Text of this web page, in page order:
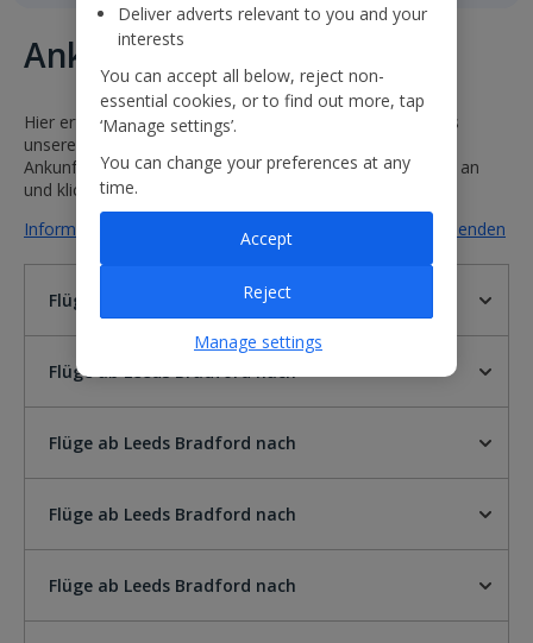
Ankunft und Abflug
Hier erfahren Sie mehr über den Flugplan und den Status
unserer Flüge. Wählen Sie einfach einen Abflug- und
Ankunftsflughafen aus oder geben Sie eine Flugnummer an
und klicken Sie auf „Los“.
Informationen zu Flügen von Leeds Bradford nach ausblenden
Flüge ab Leeds Bradford nach
Flüge ab Leeds Bradford nach
Flüge ab Leeds Bradford nach
Flüge ab Leeds Bradford nach
Flüge ab Leeds Bradford nach
Deliver adverts relevant to you and your
interests
You can accept all below, reject non-
essential cookies, or to find out more, tap
‘Manage settings’.
You can change your preferences at any
time.
Reject
Accept
Manage settings